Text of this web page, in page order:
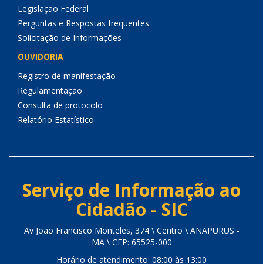
Legislação Federal
Perguntas e Respostas frequentes
Solicitação de Informações
OUVIDORIA
Registro de manifestação
Regulamentação
Consulta de protocolo
Relatório Estatístico
Serviço de Informação ao
Cidadão - SIC
Av Joao Francisco Monteles, 374 \ Centro \ ANAPURUS -
MA \ CEP: 65525-000
Horário de atendimento: 08:00 às 13:00